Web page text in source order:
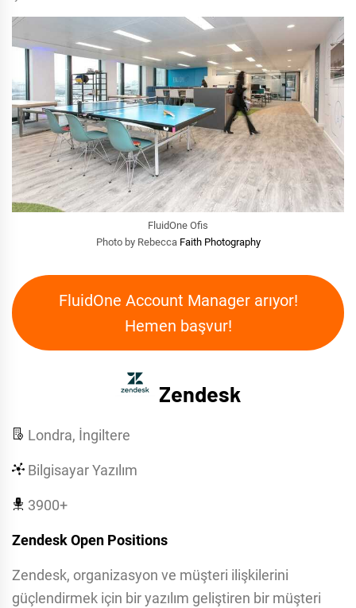
FluidOne Ofis
Photo by Rebecca Faith Photography
FluidOne Account Manager arıyor!
Hemen başvur!
Zendesk
Londra, İngiltere
Bilgisayar Yazılım
3900+
Zendesk Open Positions
Zendesk, organizasyon ve müşteri ilişkilerini
güçlendirmek için bir yazılım geliştiren bir müşteri